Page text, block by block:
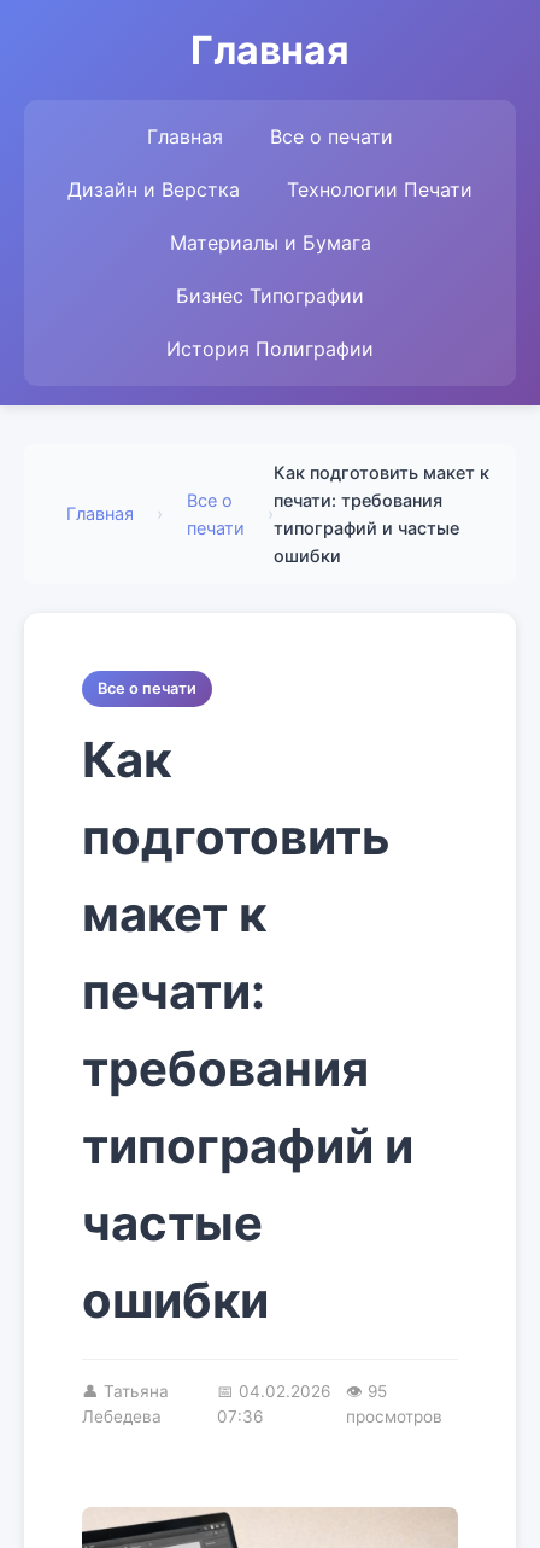
Главная
Главная Все о печати
Дизайн и Верстка Технологии Печати
Материалы и Бумага
Бизнес Типографии
История Полиграфии
Главная ›
Все о
печати
›
Как подготовить макет к
печати: требования
типографий и частые
ошибки
Все о печати
Как
подготовить
макет к
печати:
требования
типографий и
частые
ошибки
👤 Татьяна
Лебедева
📅 04.02.2026
07:36
👁 95
просмотров